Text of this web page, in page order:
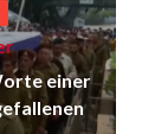
einer